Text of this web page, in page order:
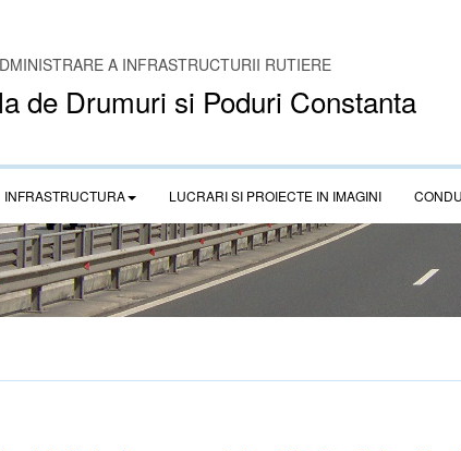
A INFRASTRUCTURII RUTIERE
de Drumuri si Poduri Constanta
INFRASTRUCTURA LUCRARI SI PROIECTE IN IMAGINI